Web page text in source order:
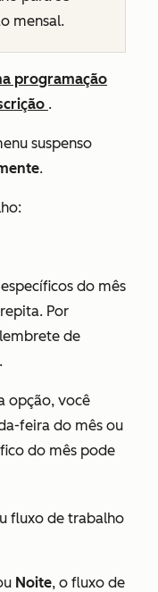
mensal.
programação
.
suspenso
.
do mês
Por
de
opção, você
feira do mês ou
do mês pode
fluxo de trabalho
Noite, o fluxo de